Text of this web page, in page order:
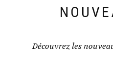
Découvrez les